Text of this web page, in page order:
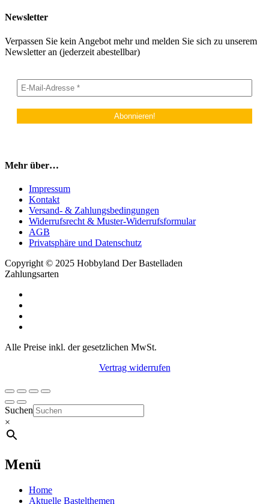
Newsletter
Verpassen Sie kein Angebot mehr und melden Sie sich zu unserem
Newsletter an (jederzeit abestellbar)
Mehr über…
Impressum
Kontakt
Versand- & Zahlungsbedingungen
Widerrufsrecht & Muster-Widerrufsformular
AGB
Privatsphäre und Datenschutz
Copyright © 2025 Hobbyland Der Bastelladen
Zahlungsarten
Alle Preise inkl. der gesetzlichen MwSt.
Vertrag widerrufen
Suchen
×
Menü
Home
Aktuelle Bastelthemen